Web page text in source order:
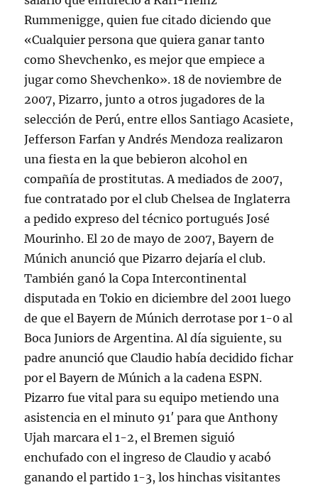
Rummenigge, quien fue citado diciendo que
«Cualquier persona que quiera ganar tanto
como Shevchenko, es mejor que empiece a
jugar como Shevchenko». 18 de noviembre de
2007, Pizarro, junto a otros jugadores de la
selección de Perú, entre ellos Santiago Acasiete,
Jefferson Farfan y Andrés Mendoza realizaron
una fiesta en la que bebieron alcohol en
compañía de prostitutas. A mediados de 2007,
fue contratado por el club Chelsea de Inglaterra
a pedido expreso del técnico portugués José
Mourinho. El 20 de mayo de 2007, Bayern de
Múnich anunció que Pizarro dejaría el club.
También ganó la Copa Intercontinental
disputada en Tokio en diciembre del 2001 luego
de que el Bayern de Múnich derrotase por 1-0 al
Boca Juniors de Argentina. Al día siguiente, su
padre anunció que Claudio había decidido fichar
por el Bayern de Múnich a la cadena ESPN.
Pizarro fue vital para su equipo metiendo una
asistencia en el minuto 91′ para que Anthony
Ujah marcara el 1-2, el Bremen siguió
enchufado con el ingreso de Claudio y acabó
ganando el partido 1-3, los hinchas visitantes